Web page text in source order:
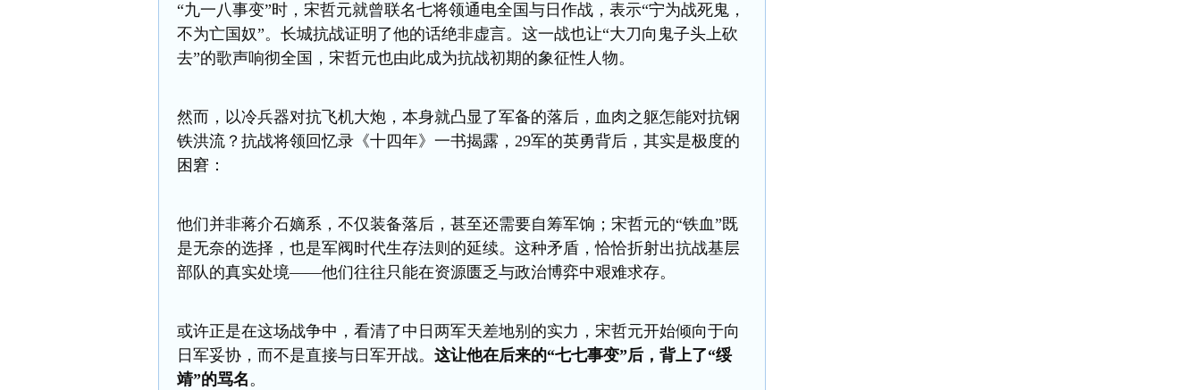
“九一八事变”时，宋哲元就曾联名七将领通电全国与日作战，表示“宁为战死鬼，
不为亡国奴”。 长城抗战证明了他的话绝非虚言。 这一战也让“大刀向鬼子头上砍
去”的歌声响彻全国，宋哲元也由此成为抗战初期的象征性人物。
然而， 以冷兵器对抗飞机大炮，本身就凸显了军备的落后， 血肉之躯怎能对抗钢
铁洪流 ？抗战将领回忆录 《十四年》 一书揭露， 29军的英勇背后 ，其实是极度的
困窘：
他们并非蒋介石嫡系， 不仅装备落后，甚至还需要自筹军饷 ； 宋哲元的“铁血”既
是无奈的选择，也是军阀时代生存法则的延续。这种矛盾，恰恰折射出抗战基层
部队的真实处境——他们往往只能在资源匮乏与政治博弈中艰难求存。
或许正是在这场战争中，看清了中日两军天差地别的实力，宋哲元开始倾向于向
日军妥协，而不是直接与日军开战。 这让他在后来的“七七事变”后，背上了“绥
靖”的骂名。